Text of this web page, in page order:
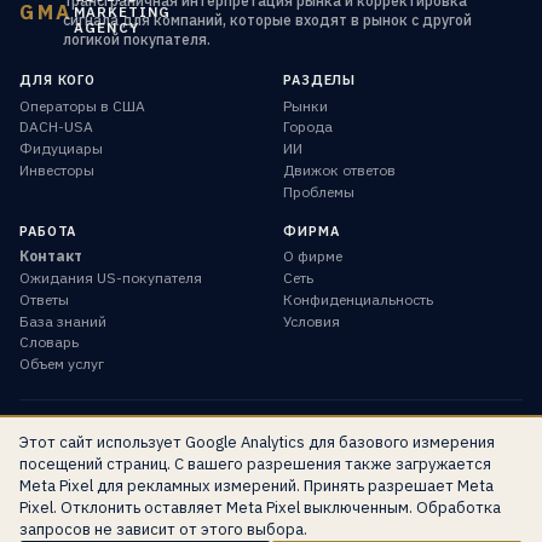
GMAMARKETING
AGENCY
сигнала для компаний, которые входят в рынок с другой
логикой покупателя.
ДЛЯ КОГО
Операторы в США
DACH-USA
Фидуциары
Инвесторы
РАЗДЕЛЫ
Рынки
Города
ИИ
Движок ответов
Проблемы
РАБОТА
Контакт
Ожидания US-покупателя
Ответы
База знаний
Словарь
Объем услуг
ФИРМА
О фирме
Сеть
Конфиденциальность
Условия
© 2026 Global Marketing Agency · Sacramento, California ·
info@globalmarketing.agency
EN DE RU
Этот сайт использует Google Analytics для базового измерения
посещений страниц. С вашего разрешения также загружается
Meta Pixel для рекламных измерений. Принять разрешает Meta
Pixel. Отклонить оставляет Meta Pixel выключенным. Обработка
запросов не зависит от этого выбора.